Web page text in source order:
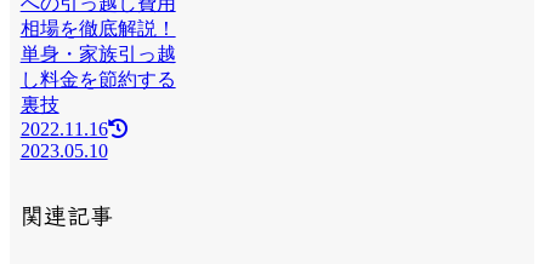
相場を徹底解説！
単身・家族引っ越
し料金を節約する
裏技
2022.11.16
2023.05.10
関連記事